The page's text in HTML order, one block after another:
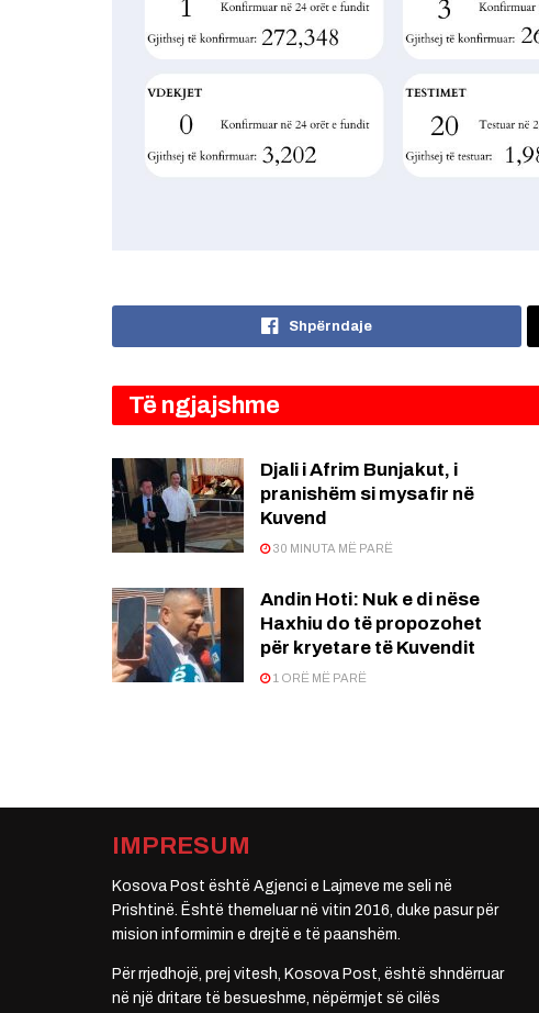
Shpërndaje
Të ngjajshme
Djali i Afrim Bunjakut, i
pranishëm si mysafir në
Kuvend
30 MINUTA MË PARË
Andin Hoti: Nuk e di nëse
Haxhiu do të propozohet
për kryetare të Kuvendit
1 ORË MË PARË
IMPRESUM
Kosova Post është Agjenci e Lajmeve me seli në
Prishtinë. Është themeluar në vitin 2016, duke pasur për
mision informimin e drejtë e të paanshëm.
Për rrjedhojë, prej vitesh, Kosova Post, është shndërruar
në një dritare të besueshme, nëpërmjet së cilës